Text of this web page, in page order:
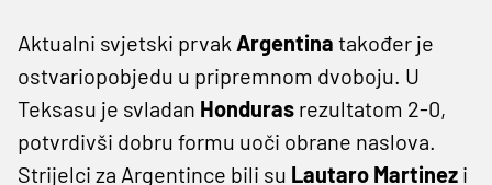
Aktualni svjetski prvak Argentina također je
ostvariopobjedu u pripremnom dvoboju. U
Teksasu je svladan Honduras rezultatom 2-0,
potvrdivši dobru formu uoči obrane naslova.
Strijelci za Argentince bili su Lautaro Martinez i